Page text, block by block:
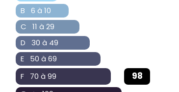
B 6 à 10
C 11 à 29
D 30 à 49
E 50 à 69
F 70 à 99
98